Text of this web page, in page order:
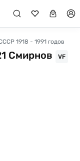
1918 - 1991 годов
Смирнов VF